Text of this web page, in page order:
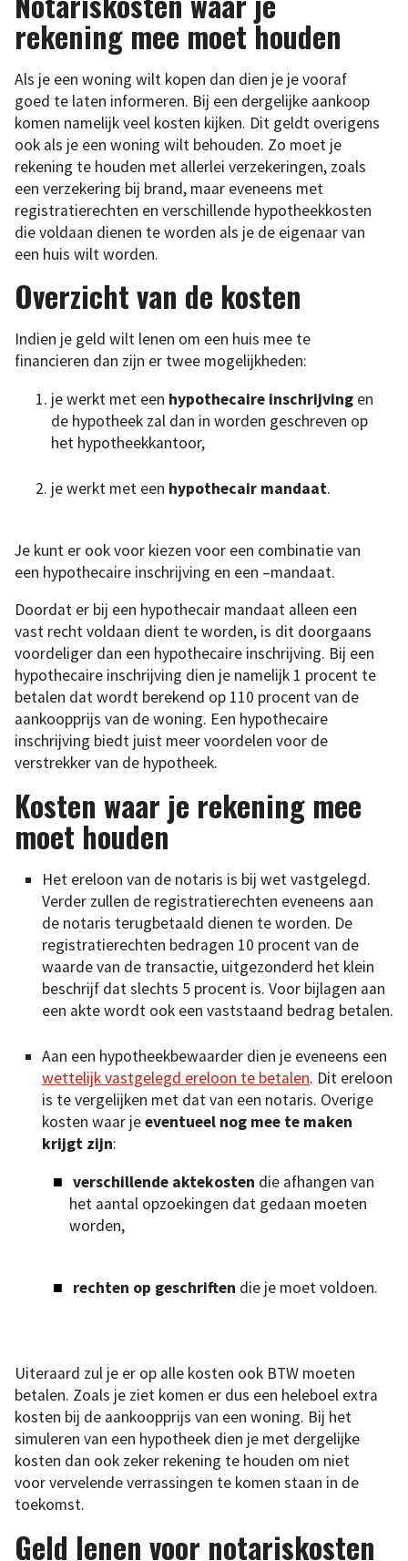
rekening mee moet houden
Als je een woning wilt kopen dan dien je je vooraf
goed te laten informeren. Bij een dergelijke aankoop
komen namelijk veel kosten kijken. Dit geldt overigens
ook als je een woning wilt behouden. Zo moet je
rekening te houden met allerlei verzekeringen, zoals
een verzekering bij brand, maar eveneens met
registratierechten en verschillende hypotheekkosten
die voldaan dienen te worden als je de eigenaar van
een huis wilt worden.
Overzicht van de kosten
Indien je geld wilt lenen om een huis mee te
financieren dan zijn er twee mogelijkheden:
je werkt met een hypothecaire inschrijving en
de hypotheek zal dan in worden geschreven op
het hypotheekkantoor,
je werkt met een hypothecair mandaat.
Je kunt er ook voor kiezen voor een combinatie van
een hypothecaire inschrijving en een –mandaat.
Doordat er bij een hypothecair mandaat alleen een
vast recht voldaan dient te worden, is dit doorgaans
voordeliger dan een hypothecaire inschrijving. Bij een
hypothecaire inschrijving dien je namelijk 1 procent te
betalen dat wordt berekend op 110 procent van de
aankoopprijs van de woning. Een hypothecaire
inschrijving biedt juist meer voordelen voor de
verstrekker van de hypotheek.
Kosten waar je rekening mee
moet houden
Het ereloon van de notaris is bij wet vastgelegd.
Verder zullen de registratierechten eveneens aan
de notaris terugbetaald dienen te worden. De
registratierechten bedragen 10 procent van de
waarde van de transactie, uitgezonderd het klein
beschrijf dat slechts 5 procent is. Voor bijlagen aan
een akte wordt ook een vaststaand bedrag betalen.
Aan een hypotheekbewaarder dien je eveneens een
wettelijk vastgelegd ereloon te betalen. Dit ereloon
is te vergelijken met dat van een notaris. Overige
kosten waar jeeventueel nog mee te maken
krijgt zijn:
verschillende aktekosten die afhangen van
het aantal opzoekingen dat gedaan moeten
worden,
rechten op geschriften die je moet voldoen.
Uiteraard zul je er op alle kosten ook BTW moeten
betalen. Zoals je ziet komen er dus een heleboel extra
kosten bij de aankoopprijs van een woning. Bij het
simuleren van een hypotheek dien je met dergelijke
kosten dan ook zeker rekening te houden om niet
voor vervelende verrassingen te komen staan in de
toekomst.
Geld lenen voor notariskosten